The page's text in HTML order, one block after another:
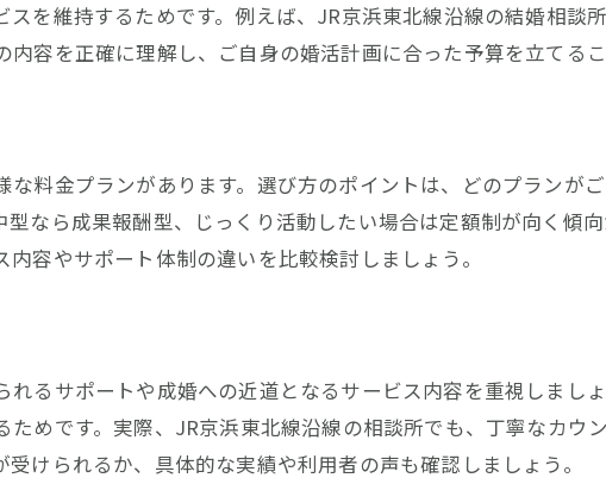
結婚相談所サービスの賢い活用術
料金体系を理解して無駄なく婚活する
結婚相談所の基本と料金の基礎知識
婚活初心者が知っておきたい選び方
料金とサービス内容の賢い比較方法
婚活を充実させる結婚相談所入門ガイド
を維持するためです。例えば、JR京浜東北線沿線の結婚相談
容を正確に理解し、ご自身の婚活計画に合った予算を立てるこ
料金プランがあります。選び方のポイントは、どのプランが
なら成果報酬型、じっくり活動したい場合は定額制が向く傾
容やサポート体制の違いを比較検討しましょう。
るサポートや成婚への近道となるサービス内容を重視しまし
めです。実際、JR京浜東北線沿線の相談所でも、丁寧なカウ
けられるか、具体的な実績や利用者の声も確認しましょう。